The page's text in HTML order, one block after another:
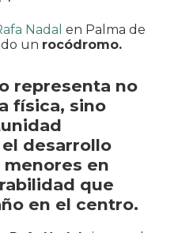
Nadal en Palma de
un rocódromo.
representa no
física, sino
desarrollo
en
que
en el centro.